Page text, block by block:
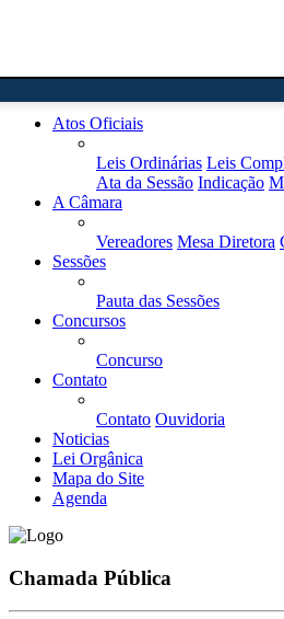
Atos Oficiais
Leis Ordinárias Leis
Ata da Sessão Indicação
A Câmara
Vereadores Mesa Diretora
Sessões
Pauta das Sessões
Concursos
Concurso
Contato
Contato Ouvidoria
Noticias
Lei Orgânica
Mapa do Site
Agenda
Chamada Pública